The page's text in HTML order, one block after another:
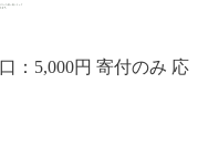
：5,000円 寄付のみ 応